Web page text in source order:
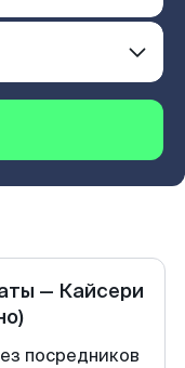
— Кайсери
посредников